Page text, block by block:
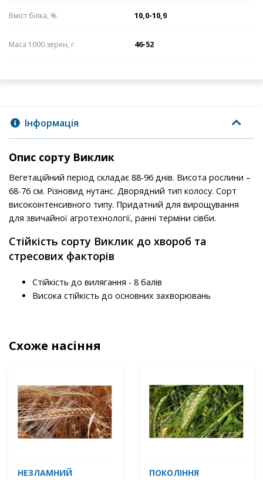
Вміст білка, % 10,0-10,9
Маса 1000 зерен, г 46-52
Інформація
Опис сорту Виклик
Вегетаційний період складає 88-96 днів. Висота рослини –
68-76 см. Різновид нутанс. Дворядний тип колосу. Сорт
високоінтенсивного типу. Придатний для вирощування
для звичайної агротехнології, ранні терміни сівби.
Стійкість сорту Виклик до хвороб та
стресових факторів
Стійкість до вилягання - 8 балів
Висока стійкість до основних захворювань
Схоже насіння
НЕЗЛАМНИЙ ПОКОЛІННЯ